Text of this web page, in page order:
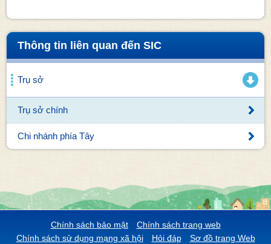
Thông tin liên quan đến SIC
Trụ sở
Trụ sở chính
Chi nhánh phía Tây
Chính sách bảo mật
Chính sách trang web
Chính sách sử dụng mạng xã hội
Hỏi đáp Sơ đồ trang Web